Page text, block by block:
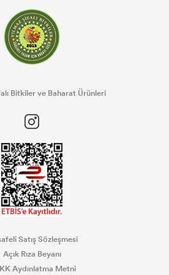
Bitkiler ve Baharat Ürünleri
Satış Sözleşmesi
Açık Rıza Beyanı
Aydınlatma Metni